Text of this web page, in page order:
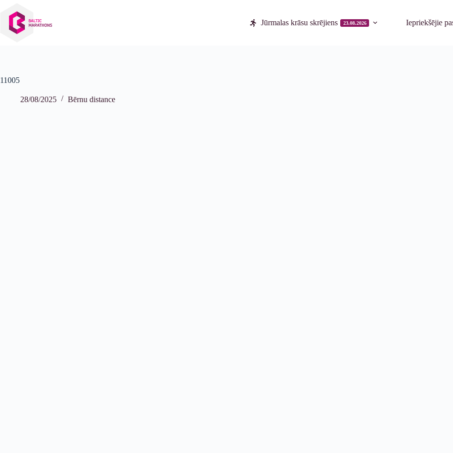
saturu
Jūrmalas krāsu skrējiens 23.08.2026 Iepriekšējie
11005
28/08/2025 Bērnu distance